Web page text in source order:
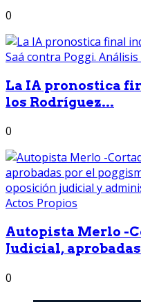
0
La IA pronostica
los Rodríguez...
0
Autopista Merlo -
Judicial,
0